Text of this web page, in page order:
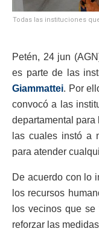
Todas las instituciones
Petén, 24 jun
es parte de las
Giammattei. Por
convocó a las
departamental para
las cuales instó a
para atender
De acuerdo con lo
los recursos
los vecinos que
reforzar las